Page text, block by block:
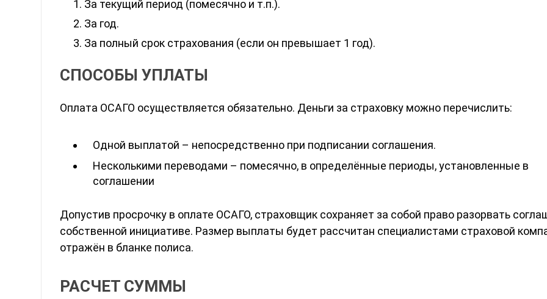
За текущий период (помесячно и т.п.).
За год.
За полный срок страхования (если он превышает 1 год).
СПОСОБЫ УПЛАТЫ
Оплата ОСАГО осуществляется обязательно. Деньги за страховку можно перечислить:
Одной выплатой – непосредственно при подписании соглашения.
Несколькими переводами – помесячно, в определённые периоды, установленные в
соглашении
Допустив просрочку в оплате ОСАГО, страховщик сохраняет за собой право разорвать
собственной инициативе. Размер выплаты будет рассчитан специалистами страховой
отражён в бланке полиса.
РАСЧЕТ СУММЫ